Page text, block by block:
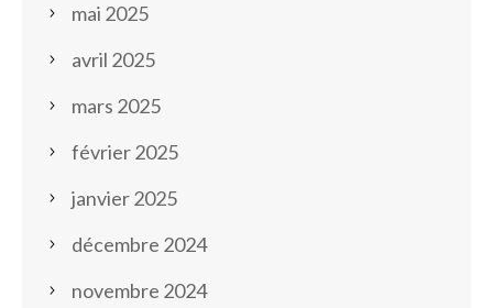
mai 2025
avril 2025
mars 2025
février 2025
janvier 2025
décembre 2024
novembre 2024